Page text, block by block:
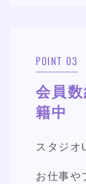
POINT 03
会員
籍中
スタジオ
お仕事や